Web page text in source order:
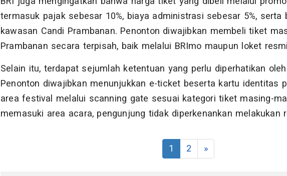
termasuk pajak sebesar 10%, biaya administrasi sebesar 5%, serta
kawasan Candi Prambanan. Penonton diwajibkan membeli tiket
Prambanan secara terpisah, baik melalui BRImo maupun loket
Selain itu, terdapat sejumlah ketentuan yang perlu diperhatikan
Penonton diwajibkan menunjukkan e-ticket beserta kartu identitas
area festival melalui scanning gate sesuai kategori tiket masing-
memasuki area acara, pengunjung tidak diperkenankan melakukan
1 2 »